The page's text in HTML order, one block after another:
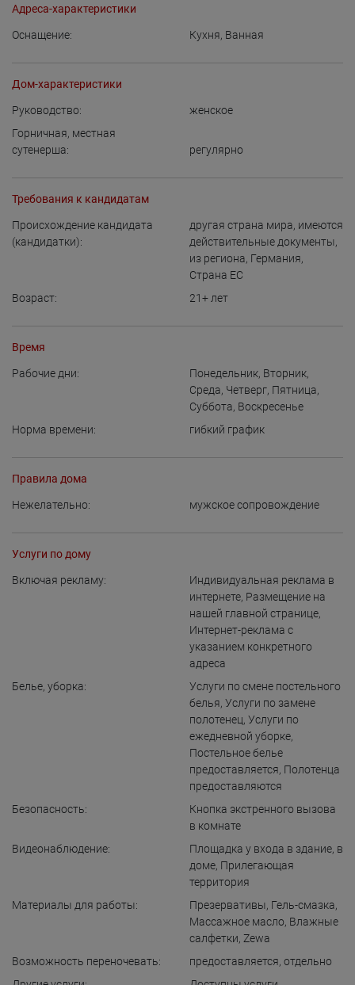
Адреса-характеристики
Оснащение: Кухня, Ванная
Дом-характеристики
Руководство:
женское
Горничная, местная
сутенерша:
регулярно
Требования к кандидатам
Происхождение кандидата
(кандидатки):
другая страна мира, имеются
действительные документы,
из региона, Германия,
Страна ЕС
Возраст:
21+ лет
Время
Рабочие дни: Понедельник, Вторник,
Среда, Четверг, Пятница,
Суббота, Воскресенье
Норма времени:
гибкий график
Правила дома
Нежелательно: мужское сопровождение
Услуги по дому
Включая рекламу:
Индивидуальная реклама в
интернете, Размещение на
нашей главной странице,
Интернет-реклама с
указанием конкретного
адреса
Белье, уборка:
Услуги по смене постельного
белья, Услуги по замене
полотенец, Услуги по
ежедневной уборке,
Постельное белье
предоставляется, Полотенца
предоставляются
Безопасность:
Кнопка экстренного вызова
в комнате
Видеонаблюдение:
Площадка у входа в здание, в
доме, Прилегающая
территория
Материалы для работы:
Презервативы, Гель-смазка,
Массажное масло, Влажные
салфетки, Zewa
Возможность переночевать:
предоставляется, отдельно